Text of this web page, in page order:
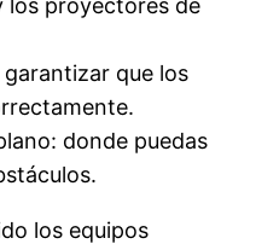
los proyectores de
que los
donde puedas
los equipos